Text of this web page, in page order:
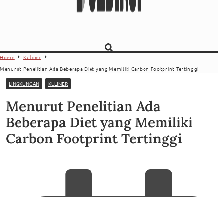
Home
Kuliner
Menurut Penelitian Ada Beberapa Diet yang Memiliki Carbon Footprint Tertinggi
LINGKUNGAN KULINER
Menurut Penelitian Ada
Beberapa Diet yang Memiliki
Carbon Footprint Tertinggi